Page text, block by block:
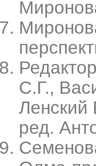
С.Г.,
ред.